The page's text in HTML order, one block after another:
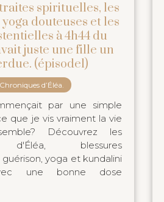
spirituelles, les
douteuses et les
à 4h44 du
juste une fille un
(épisode1)
d’Éléa.
par une simple
que je vis vraiment la vie
Découvrez les
d'Éléa, blessures
yoga et kundalini
une bonne dose